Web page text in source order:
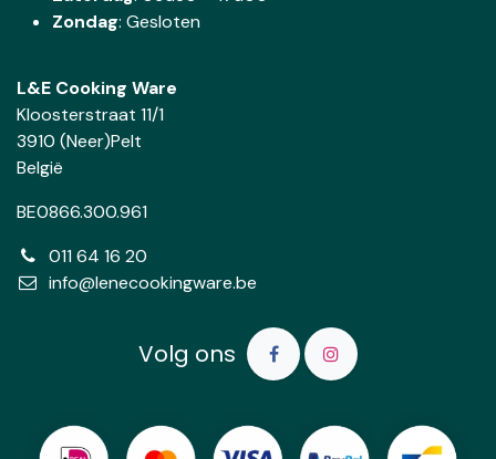
Zondag: Gesloten
L&E Cooking Ware
Kloosterstraat 11/1
3910 (Neer)Pelt
België
BE0866.300.961
011 64 16 20
info@lenecookingware.be
Volg ons